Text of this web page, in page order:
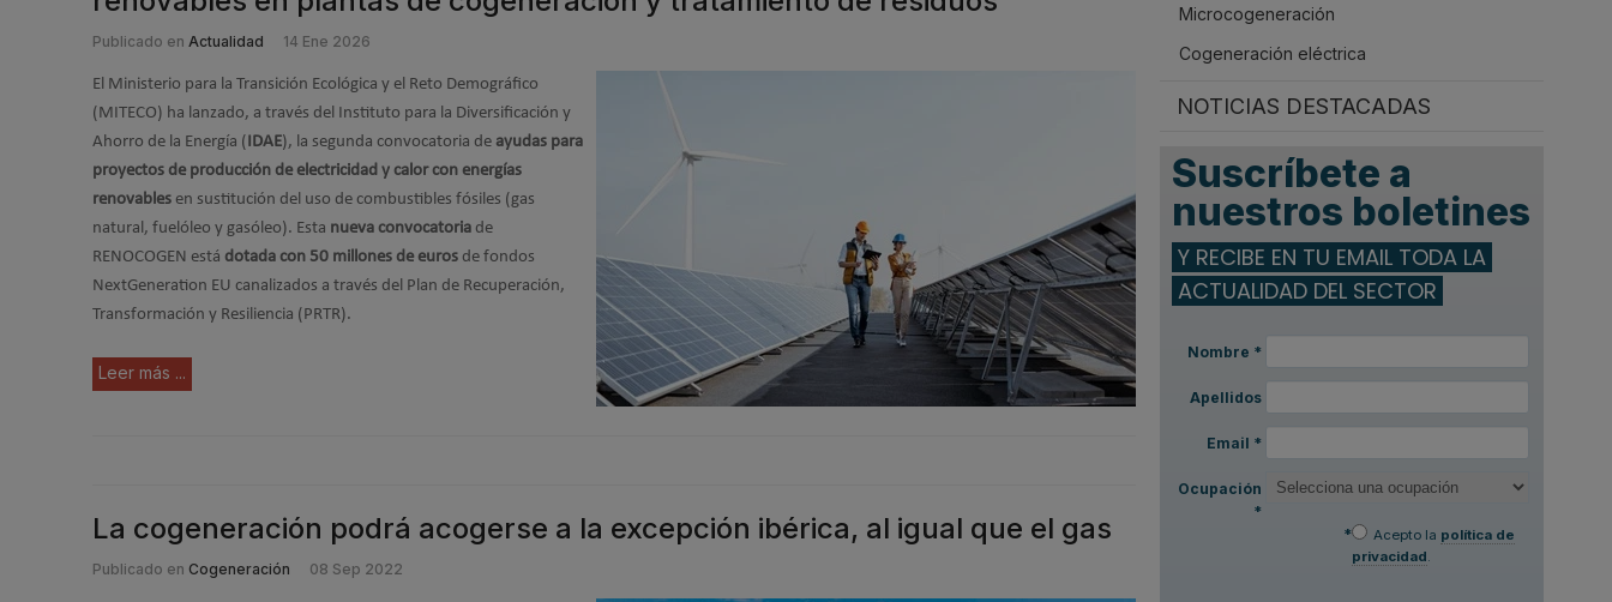
Publicado en Actualidad 14 Ene 2026
El Ministerio para la Transición Ecológica y el Reto Demográfico
(MITECO) ha lanzado, a través del Instituto para la Diversificación y
Ahorro de la Energía ( IDAE), la segunda convocatoria de ayudas para
proyectos de producción de electricidad y calor con energías
renovables en sustitución del uso de combustibles fósiles (gas
natural, fuelóleo y gasóleo). Esta nueva convocatoria de
RENOCOGEN está dotada con 50 millones de euros de fondos
NextGeneration EU canalizados a través del Plan de Recuperación,
Transformación y Resiliencia (PRTR).
Leer más ...
La cogeneración podrá acogerse a la excepción ibérica, al igual que el gas
Publicado en Cogeneración 08 Sep 2022
Microcogeneración
Cogeneración eléctrica
NOTICIAS DESTACADAS
Suscríbete a
nuestros boletines
Y RECIBE EN TU EMAIL TODA LA
ACTUALIDAD DEL SECTOR
Nombre *
Apellidos
Email *
Ocupación
*
*
Acepto la política de
privacidad.